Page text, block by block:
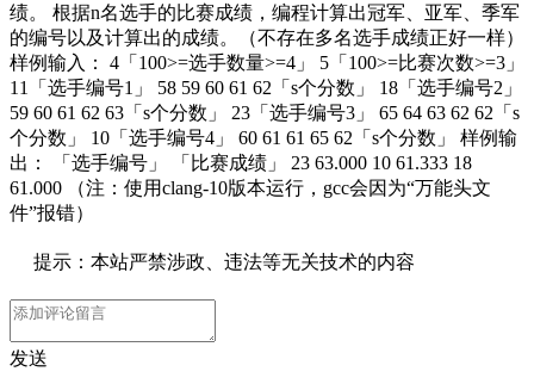
绩。 根据n名选手的比赛成绩，编程计算出冠军、亚军、季军
的编号以及计算出的成绩。（不存在多名选手成绩正好一样）
样例输入： 4「100>=选手数量>=4」 5「100>=比赛次数>=3」
11「选手编号1」 58 59 60 61 62「s个分数」 18「选手编号2」
59 60 61 62 63「s个分数」 23「选手编号3」 65 64 63 62 62「s
个分数」 10「选手编号4」 60 61 61 65 62「s个分数」 样例输
出： 「选手编号」 「比赛成绩」 23 63.000 10 61.333 18
61.000 （注：使用clang-10版本运行，gcc会因为“万能头文
件”报错）
提示：本站严禁涉政、违法等无关技术的内容
发送